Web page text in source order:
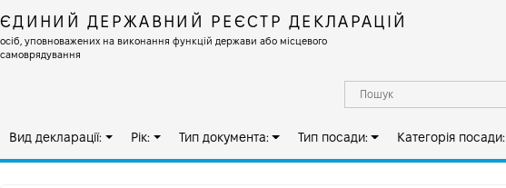
ЄДИНИЙ ДЕРЖАВНИЙ РЕЄСТР ДЕКЛАРАЦІЙ
осіб, уповноважених на виконання функцій держави або місцевого
самоврядування
Вид декларації: Рік: Тип документа: Тип посади: Категорія посади: